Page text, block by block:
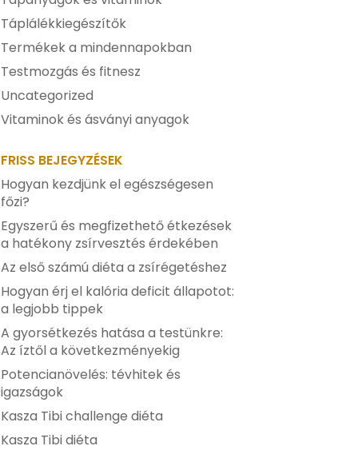
Táplálékkiegészítők
Termékek a mindennapokban
Testmozgás és fitnesz
Uncategorized
Vitaminok és ásványi anyagok
FRISS BEJEGYZÉSEK
Hogyan kezdjünk el egészségesen
főzi?
Egyszerű és megfizethető étkezések
a hatékony zsírvesztés érdekében
Az első számú diéta a zsírégetéshez
Hogyan érj el kalória deficit állapotot:
a legjobb tippek
A gyorsétkezés hatása a testünkre:
Az íztől a következményekig
Potencianövelés: tévhitek és
igazságok
Kasza Tibi challenge diéta
Kasza Tibi diéta